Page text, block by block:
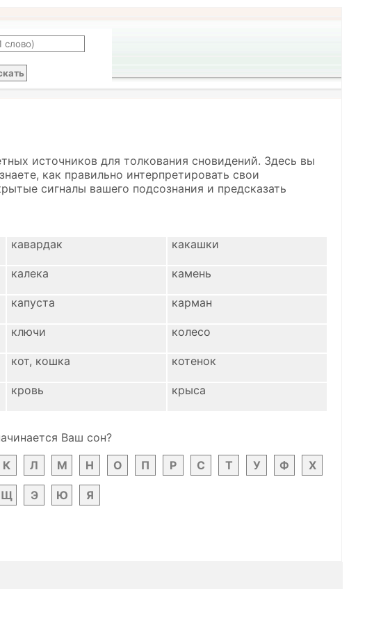
источников для толкования сновидений. Здесь вы
как правильно интерпретировать свои
сигналы вашего подсознания и предсказать
кавардак какашки
калека камень
капуста карман
ключи колесо
кот, кошка котенок
кровь крыса
Ваш сон?
К Л М Н О П Р С Т У Ф Х
Щ Э Ю Я